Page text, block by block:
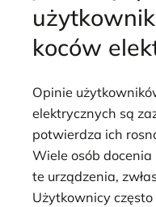
koców
Opinie
elektrycznych są
potwierdza ich
Wiele osób
te urządzenia,
Użytkownicy